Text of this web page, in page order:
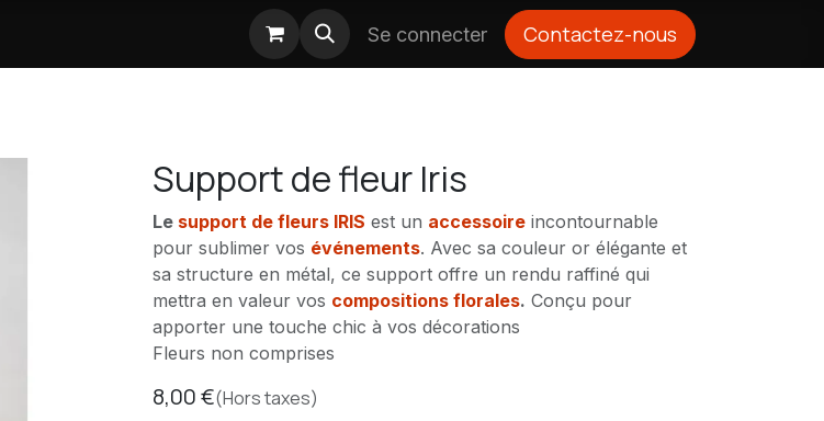
Se connecter Contactez-nous
Support de fleur Iris
Le support de fleurs IRIS est un accessoire incontournable
pour sublimer vos événements. Avec sa couleur or élégante et
sa structure en métal, ce support offre un rendu raffiné qui
mettra en valeur vos compositions florales. Conçu pour
apporter une touche chic à vos décorations
Fleurs non comprises
8,00€(Hors taxes)